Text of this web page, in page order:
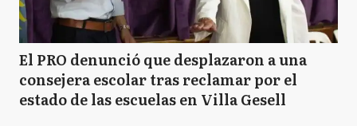
El PRO denunció que desplazaron a una
consejera escolar tras reclamar por el
estado de las escuelas en Villa Gesell